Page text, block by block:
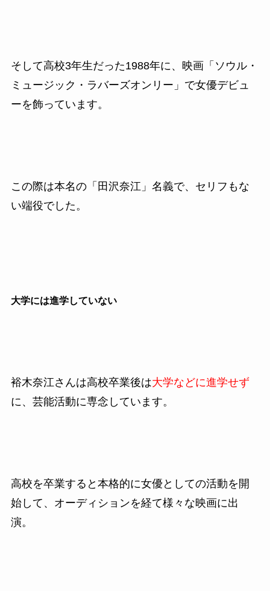
そして高校3年生だった1988年に、映画「ソウル・
ミュージック・ラバーズオンリー」で女優デビュ
ーを飾っています。
この際は本名の「田沢奈江」名義で、セリフもな
い端役でした。
大学には進学していない
裕木奈江さんは高校卒業後は大学などに進学せず
に、芸能活動に専念しています。
高校を卒業すると本格的に女優としての活動を開
始して、オーディションを経て様々な映画に出
演。